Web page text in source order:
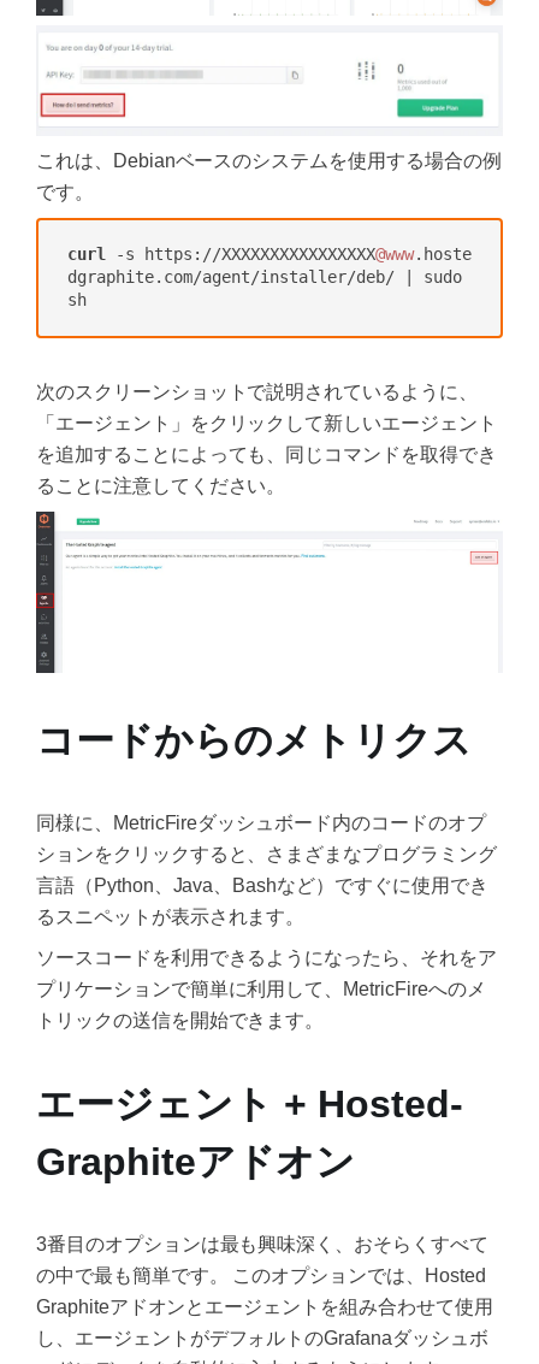
これは、Debianベースのシステムを使用する場合の例
です。
curl -s https://XXXXXXXXXXXXXXXX@www.hoste
dgraphite.com/agent/installer/deb/ | sudo
sh
次のスクリーンショットで説明されているように、
「エージェント」をクリックして新しいエージェント
を追加することによっても、同じコマンドを取得でき
ることに注意してください。
コードからのメトリクス
同様に、MetricFireダッシュボード内のコードのオプ
ションをクリックすると、さまざまなプログラミング
言語（Python、Java、Bashなど）ですぐに使用でき
るスニペットが表示されます。
ソースコードを利用できるようになったら、それをア
プリケーションで簡単に利用して、MetricFireへのメ
トリックの送信を開始できます。
エージェント + Hosted-
Graphiteアドオン
3番目のオプションは最も興味深く、おそらくすべて
の中で最も簡単です。 このオプションでは、Hosted
Graphiteアドオンとエージェントを組み合わせて使用
し、エージェントがデフォルトのGrafanaダッシュボ